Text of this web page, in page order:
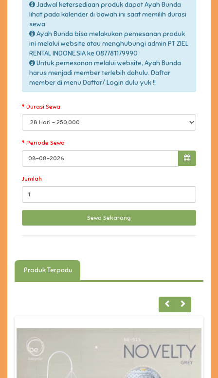
Jadwal ketersediaan produk dapat Ayah Bunda
lihat pada kalender di bawah ini saat memilih durasi
sewa
Ayah Bunda bisa melakukan pemesanan produk
ini melalui website atau menghubungi admin PT ZIEL
RENTAL INDONESIA ke 087781179990
Untuk pemesanan melalui website, Ayah Bunda
harus menjadi member terlebih dahulu. Daftar
member di menu Daftar/ Login dulu yuk !!
Durasi Sewa
Periode Sewa
Jumlah
Produk Terpadu